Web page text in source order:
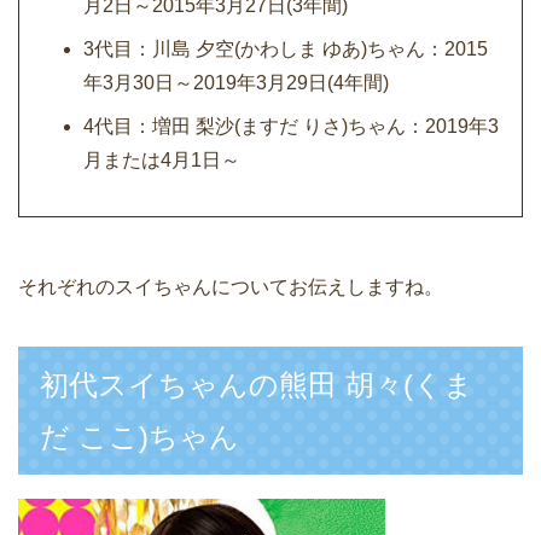
月2日～2015年3月27日(3年間)
3代目：川島 夕空(かわしま ゆあ)ちゃん：2015
年3月30日～2019年3月29日(4年間)
4代目：増田 梨沙(ますだ りさ)ちゃん：2019年3
月または4月1日～
それぞれのスイちゃんについてお伝えしますね。
初代スイちゃんの熊田 胡々(くま
だ ここ)ちゃん